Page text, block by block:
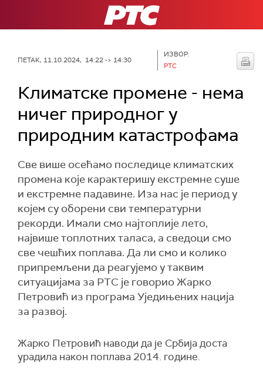
РТС
ПЕТАК, 11.10.2024, 14:22 -> 14:30
ИЗВОР:
РТС
Климатске промене - нема
ничег природног у
природним катастрофама
Све више осећамо последице климатских
промена које карактеришу екстремне суше
и екстремне падавине. Иза нас је период у
којем су оборени сви температурни
рекорди. Имали смо најтоплије лето,
највише топлотних таласа, а сведоци смо
све чешћих поплава. Да ли смо и колико
припремљени да реагујемо у таквим
ситуацијама за РТС је говорио Жарко
Петровић из програма Уједињених нација
за развој.
Жарко Петровић наводи да је Србија доста
урадила након поплава 2014. године.